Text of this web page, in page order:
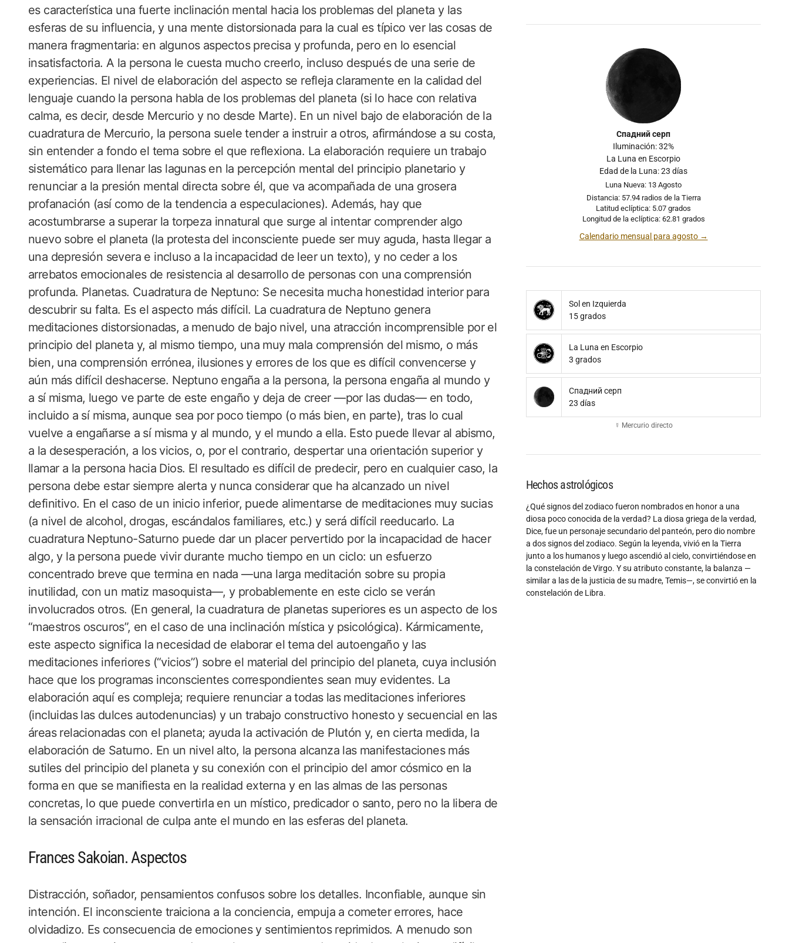
es característica una fuerte inclinación mental hacia los problemas del planeta y las
esferas de su influencia, y una mente distorsionada para la cual es típico ver las cosas de
manera fragmentaria: en algunos aspectos precisa y profunda, pero en lo esencial
insatisfactoria. A la persona le cuesta mucho creerlo, incluso después de una serie de
experiencias. El nivel de elaboración del aspecto se refleja claramente en la calidad del
lenguaje cuando la persona habla de los problemas del planeta (si lo hace con relativa
calma, es decir, desde Mercurio y no desde Marte). En un nivel bajo de elaboración de la
cuadratura de Mercurio, la persona suele tender a instruir a otros, afirmándose a su costa,
sin entender a fondo el tema sobre el que reflexiona. La elaboración requiere un trabajo
sistemático para llenar las lagunas en la percepción mental del principio planetario y
renunciar a la presión mental directa sobre él, que va acompañada de una grosera
profanación (así como de la tendencia a especulaciones). Además, hay que
acostumbrarse a superar la torpeza innatural que surge al intentar comprender algo
nuevo sobre el planeta (la protesta del inconsciente puede ser muy aguda, hasta llegar a
una depresión severa e incluso a la incapacidad de leer un texto), y no ceder a los
arrebatos emocionales de resistencia al desarrollo de personas con una comprensión
profunda. Planetas. Cuadratura de Neptuno: Se necesita mucha honestidad interior para
descubrir su falta. Es el aspecto más difícil. La cuadratura de Neptuno genera
meditaciones distorsionadas, a menudo de bajo nivel, una atracción incomprensible por el
principio del planeta y, al mismo tiempo, una muy mala comprensión del mismo, o más
bien, una comprensión errónea, ilusiones y errores de los que es difícil convencerse y
aún más difícil deshacerse. Neptuno engaña a la persona, la persona engaña al mundo y
a sí misma, luego ve parte de este engaño y deja de creer —por las dudas— en todo,
incluido a sí misma, aunque sea por poco tiempo (o más bien, en parte), tras lo cual
vuelve a engañarse a sí misma y al mundo, y el mundo a ella. Esto puede llevar al abismo,
a la desesperación, a los vicios, o, por el contrario, despertar una orientación superior y
llamar a la persona hacia Dios. El resultado es difícil de predecir, pero en cualquier caso, la
persona debe estar siempre alerta y nunca considerar que ha alcanzado un nivel
definitivo. En el caso de un inicio inferior, puede alimentarse de meditaciones muy sucias
(a nivel de alcohol, drogas, escándalos familiares, etc.) y será difícil reeducarlo. La
cuadratura Neptuno-Saturno puede dar un placer pervertido por la incapacidad de hacer
algo, y la persona puede vivir durante mucho tiempo en un ciclo: un esfuerzo
concentrado breve que termina en nada —una larga meditación sobre su propia
inutilidad, con un matiz masoquista—, y probablemente en este ciclo se verán
involucrados otros. (En general, la cuadratura de planetas superiores es un aspecto de los
“maestros oscuros”, en el caso de una inclinación mística y psicológica). Kármicamente,
este aspecto significa la necesidad de elaborar el tema del autoengaño y las
meditaciones inferiores (“vicios”) sobre el material del principio del planeta, cuya inclusión
hace que los programas inconscientes correspondientes sean muy evidentes. La
elaboración aquí es compleja; requiere renunciar a todas las meditaciones inferiores
(incluidas las dulces autodenuncias) y un trabajo constructivo honesto y secuencial en las
áreas relacionadas con el planeta; ayuda la activación de Plutón y, en cierta medida, la
elaboración de Saturno. En un nivel alto, la persona alcanza las manifestaciones más
sutiles del principio del planeta y su conexión con el principio del amor cósmico en la
forma en que se manifiesta en la realidad externa y en las almas de las personas
concretas, lo que puede convertirla en un místico, predicador o santo, pero no la libera de
la sensación irracional de culpa ante el mundo en las esferas del planeta.
Frances Sakoian. Aspectos
Distracción, soñador, pensamientos confusos sobre los detalles. Inconfiable, aunque sin
intención. El inconsciente traiciona a la conciencia, empuja a cometer errores, hace
olvidadizo. Es consecuencia de emociones y sentimientos reprimidos. A menudo son
Спадний серп
Iluminación: 32%
La Luna en Escorpio
Edad de la Luna: 23 días
Luna Nueva: 13 Agosto
Distancia: 57.94 radios de la Tierra
Latitud eclíptica: 5.07 grados
Longitud de la eclíptica: 62.81 grados
Calendario mensual para agosto →
Sol en Izquierda
15 grados
La Luna en Escorpio
3 grados
Спадний серп
23 días
☿ Mercurio directo
Hechos astrológicos
¿Qué signos del zodiaco fueron nombrados en honor a una
diosa poco conocida de la verdad? La diosa griega de la verdad,
Dice, fue un personaje secundario del panteón, pero dio nombre
a dos signos del zodiaco. Según la leyenda, vivió en la Tierra
junto a los humanos y luego ascendió al cielo, convirtiéndose en
la constelación de Virgo. Y su atributo constante, la balanza —
similar a las de la justicia de su madre, Temis—, se convirtió en la
constelación de Libra.